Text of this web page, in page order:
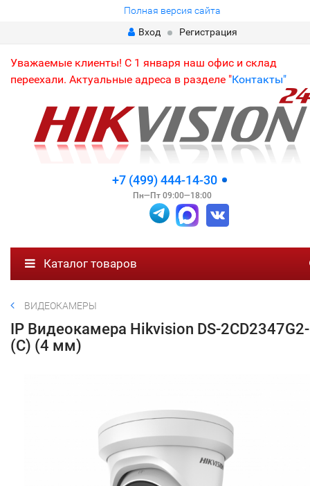
Полная версия сайта
Вход
Регистрация
Уважаемые клиенты! С 1 января наш офис и склад
переехали. Актуальные адреса в разделе "Контакты"
+7 (499) 444-14-30
Пн—Пт 09:00—18:00
Каталог товаров
ВИДЕОКАМЕРЫ
IP Видеокамера Hikvision DS-
(C) (4 мм)